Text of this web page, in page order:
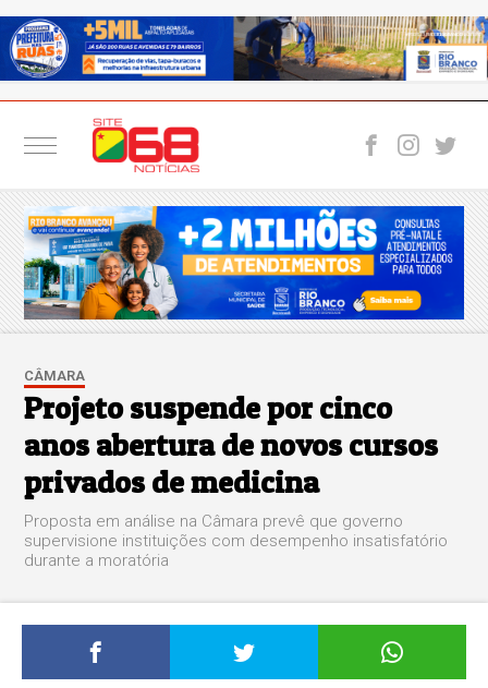
CÂMARA
Projeto suspende por cinco
anos abertura de novos cursos
privados de medicina
Proposta em análise na Câmara prevê que governo
supervisione instituições com desempenho insatisfatório
durante a moratória